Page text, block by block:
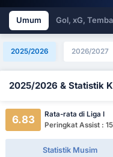
Umum Gol, xG,
2025/2026 2026/2027
2025/2026 & Statistik
6.83
Rata-rata di Liga I
Peringkat Assist :
Statistik Musim